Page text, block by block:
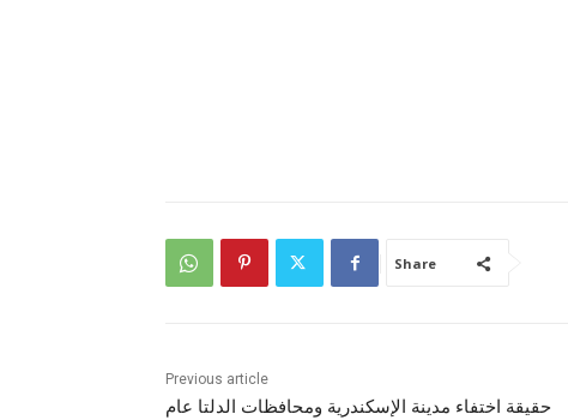
Share
Previous article
حقيقة اختفاء مدينة الإسكندرية ومحافظات الدلتا عام